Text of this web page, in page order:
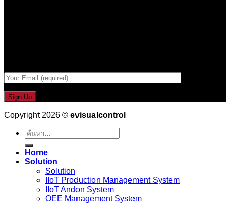
Copyright 2026 © evisualcontrol
ค้นหา:
Home
Solution
Solution
IIoT Production Management System
IIoT Andon System
OEE Management System